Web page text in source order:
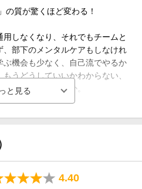
質が驚くほど変わる！
しなくなり、それでもチームと
、部下のメンタルケアもしなけれ
機会も少なく、自己流でやるか
うどうしていいかわからない、
はないでしょうか。
ーを歴任してきた著者が、その
段として以下の5つを解説してい
4.40